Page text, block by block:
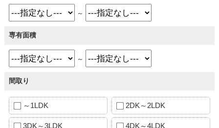
～
専有面積
～
間取り
～1LDK 2DK～2LDK
3DK～3LDK 4DK～4LDK